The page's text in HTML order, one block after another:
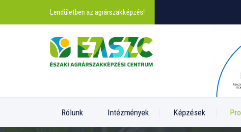
Lendületben az agrárszakképzés!
Rólunk Intézmények Képzések